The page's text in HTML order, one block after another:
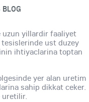
BLOG
uzun yillardir faaliyet
ust duzey
ihtiyaclarina toptan
yer alan uretim
sahip dikkat ceker.
uretilir.